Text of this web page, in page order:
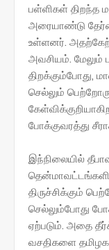
பள்ளிகள் திறந்த
அரையாண்டு
உள்ளனர்.
அவசியம். மேலும்
செல்லும்
போக்குவரத்து
இந்நிலையில்
திருச்சிக்கும்
செல்லும்போது
ஏற்படும். அதை
வசதிகளை